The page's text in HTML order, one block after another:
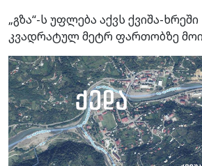
„გზა“-ს უფლება აქვს ქვიშა-
კვადრატულ მეტრ ფართობზე